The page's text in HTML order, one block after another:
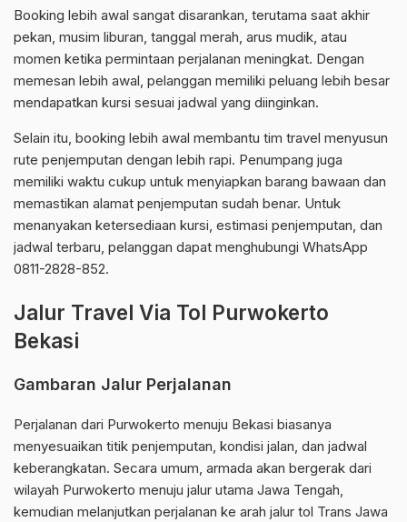
Booking lebih awal sangat disarankan, terutama saat akhir
pekan, musim liburan, tanggal merah, arus mudik, atau
momen ketika permintaan perjalanan meningkat. Dengan
memesan lebih awal, pelanggan memiliki peluang lebih besar
mendapatkan kursi sesuai jadwal yang diinginkan.
Selain itu, booking lebih awal membantu tim travel menyusun
rute penjemputan dengan lebih rapi. Penumpang juga
memiliki waktu cukup untuk menyiapkan barang bawaan dan
memastikan alamat penjemputan sudah benar. Untuk
menanyakan ketersediaan kursi, estimasi penjemputan, dan
jadwal terbaru, pelanggan dapat menghubungi WhatsApp
0811-2828-852.
Jalur Travel Via Tol Purwokerto
Bekasi
Gambaran Jalur Perjalanan
Perjalanan dari Purwokerto menuju Bekasi biasanya
menyesuaikan titik penjemputan, kondisi jalan, dan jadwal
keberangkatan. Secara umum, armada akan bergerak dari
wilayah Purwokerto menuju jalur utama Jawa Tengah,
kemudian melanjutkan perjalanan ke arah jalur tol Trans Jawa